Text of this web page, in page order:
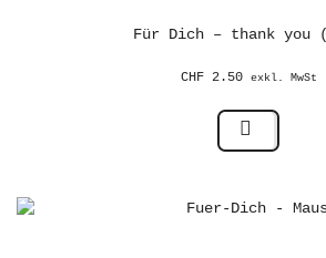
Für Dich – thank you
CHF2.50 exkl. MwSt